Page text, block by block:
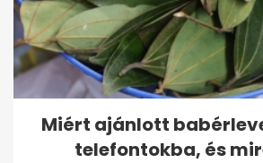
Miért ajánlott
telefontokba, és